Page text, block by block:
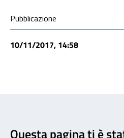
Condivisione social
Pubblicazione
10/11/2017, 14:58
Questa pagina ti è